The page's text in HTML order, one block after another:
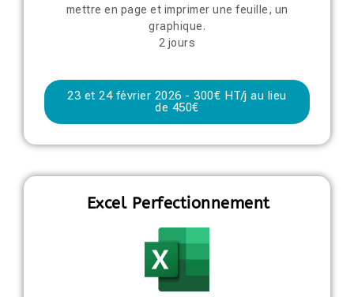
mettre en page et imprimer une feuille, un
graphique.
2 jours
23 et 24 février 2026 - 300€ HT/j au lieu
de 450€
Excel Perfectionnement